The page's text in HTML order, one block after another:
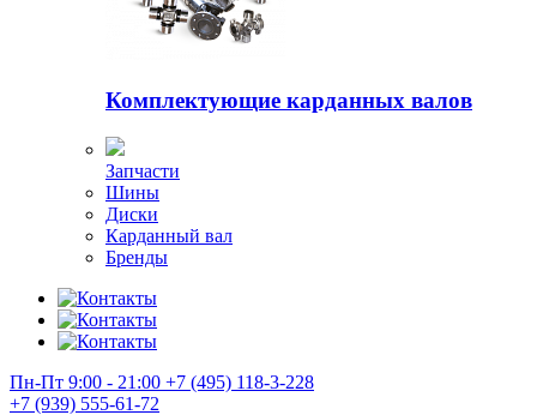
Комплектующие карданных валов
Запчасти
Шины
Диски
Карданный вал
Бренды
Пн-Пт 9:00 - 21:00 +7 (495) 118-3-228
+7 (939) 555-61-72